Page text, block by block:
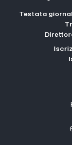
Testata